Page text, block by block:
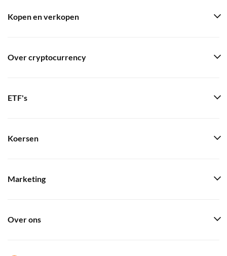
Kopen en verkopen
Over cryptocurrency
ETF's
Koersen
Marketing
Over ons